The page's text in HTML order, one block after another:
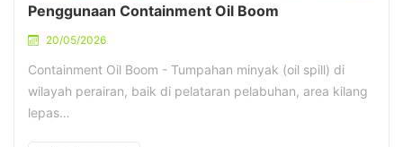
Penggunaan Containment Oil Boom
20/05/2026
Containment Oil Boom - Tumpahan minyak (oil spill) di
wilayah perairan, baik di pelataran pelabuhan, area kilang
lepas…